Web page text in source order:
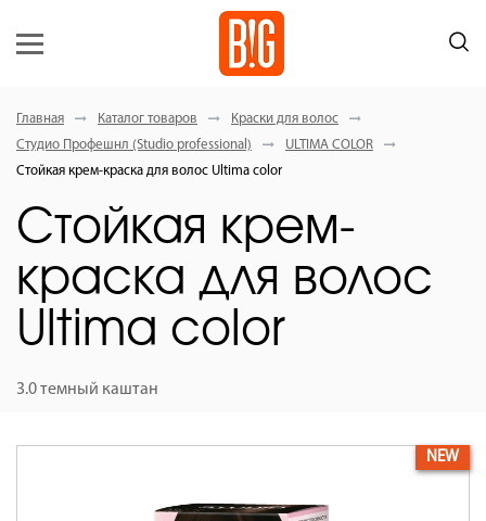
Главная Каталог товаров
Краски для волос
Студио Профешнл (Studio professional)
ULTIMA COLOR
Стойкая крем-краска для волос Ultima color
Стойкая крем-
краска для волос
Ultima color
3.0 темный каштан
NEW